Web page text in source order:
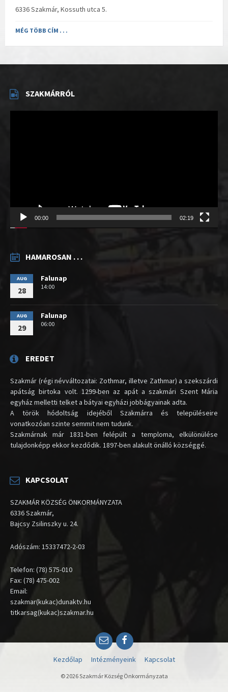
6336 Szakmár, Kossuth utca 5.
MÉG TÖBB CÍM . . .
SZAKMÁRRÓL
00:00 02:19
HAMAROSAN . . .
AUG
28
Falunap
14:00
AUG
29
Falunap
06:00
EREDET
Szakmár (régi névváltozatai: Zothmar, illetve Zathmar) a szekszárdi
apátság birtoka volt. 1299-ben az apát a szakmári Szent Mária
egyház melletti telket a bátyai egyházi jobbágyainak adta.
A török hódoltság idejéből Szakmárra és településeire
vonatkozóan szinte semmit nem tudunk.
Szakmárnak már 1831-ben felépült a temploma, elkülönülése
tulajdonképp ekkor kezdődik. 1897-ben alakult önálló községgé.
KAPCSOLAT
SZAKMÁR KÖZSÉG ÖNKORMÁNYZATA
6336 Szakmár,
Bajcsy Zsilinszky u. 24.
Adószám: 15337472-2-03
Telefon: (78) 575-010
Fax: (78) 475-002
Email:
szakmar(kukac)dunaktv.hu
titkarsag(kukac)szakmar.hu
EmailFacebook
Kezdőlap Intézményeink Kapcsolat
© 2026 Szakmár Község Önkormányzata